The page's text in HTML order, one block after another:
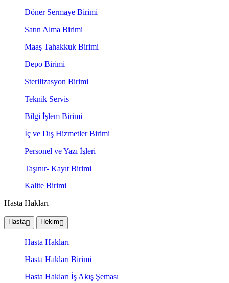
Döner Sermaye Birimi
Satın Alma Birimi
Maaş Tahakkuk Birimi
Depo Birimi
Sterilizasyon Birimi
Teknik Servis
Bilgi İşlem Birimi
İç ve Dış Hizmetler Birimi
Personel ve Yazı İşleri
Taşınır- Kayıt Birimi
Kalite Birimi
Hasta Hakları
Hasta Hekim
Hasta Hakları
Hasta Hakları Birimi
Hasta Hakları İş Akış Şeması